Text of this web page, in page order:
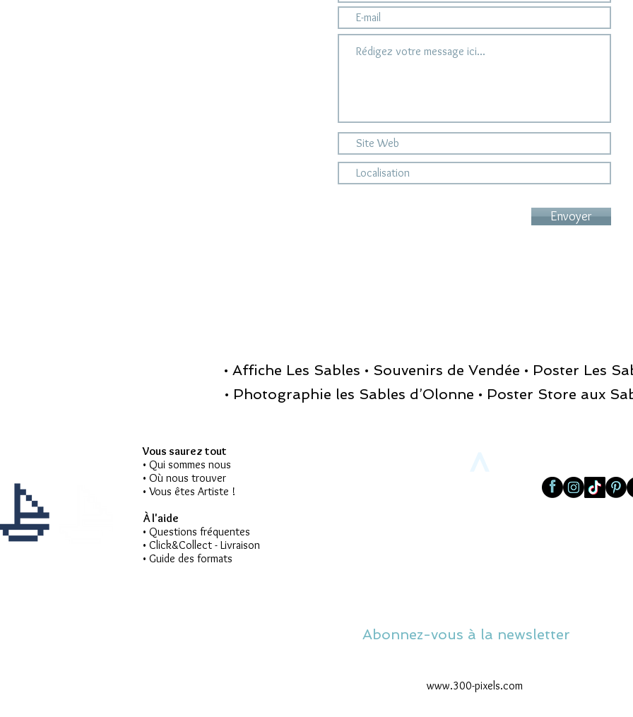
Envoyer
• Affiche Les Sables • Souvenirs de Vendée • Poster Les
• Photographie les Sables d’Olonne • Poster Store aux
Vous saurez tout
• Qui sommes nous
• Où nous trouver
• Vous êtes Artiste !
À l'aide
• Questions fréquentes
• Click&Collect - Livraison
• Guide des formats
Abonnez-vous à la newsletter
www.300-pixels.com